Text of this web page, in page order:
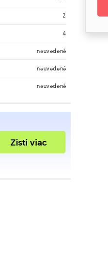
2
4
neuvedené
neuvedené
neuvedené